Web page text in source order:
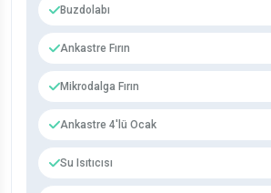
Buzdolabı
Ankastre Fırın
Mikrodalga Fırın
Ankastre 4'lü Ocak
Su Isıtıcısı